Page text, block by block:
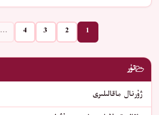
1
2
3
4
…
تۈر
ژۇرنال ماقالىلىرى